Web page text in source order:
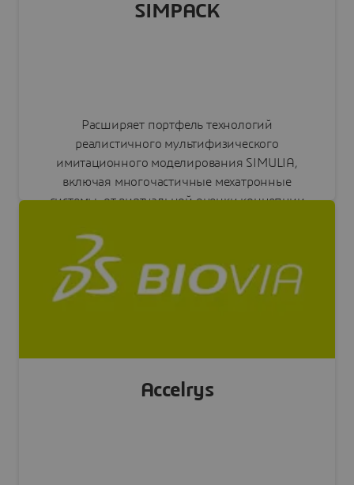
SIMPACK
Расширяет портфель технологий
реалистичного мультифизического
имитационного моделирования SIMULIA,
включая многочастичные мехатронные
системы, от виртуальной оценки концепции
Accelrys